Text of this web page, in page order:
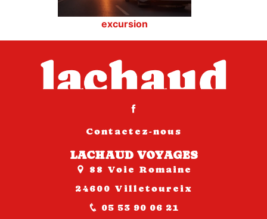
excursion
Contactez-nous
LACHAUD VOYAGES
88 Voie Romaine
24600 Villetoureix
05 53 90 06 21